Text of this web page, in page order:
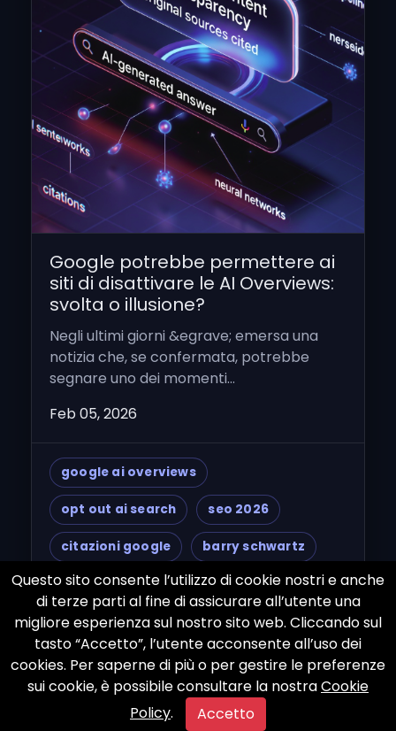
Questo sito consente l’utilizzo di cookie nostri e anche
di terze parti al fine di assicurare all’utente una
migliore esperienza sul nostro sito web. Cliccando sul
tasto “Accetto”, l’utente acconsente all’uso dei
cookies. Per saperne di più o per gestire le preferenze
sui cookie, è possibile consultare la nostraCookie
Policy. Accetto
Google potrebbe permettere ai
siti di disattivare le AI Overviews:
svolta o illusione?
Negli ultimi giorni &egrave; emersa una
notizia che, se confermata, potrebbe
segnare uno dei momenti...
Feb 05, 2026
google ai overviews
opt out ai search seo 2026
citazioni google barry schwartz
generative search publisher rights
semantic trust stefano galloni